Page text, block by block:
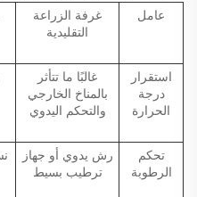
عامل
غرفة الزراعة
التقليدية
استقرار
درجة
الحرارة
غالبًا ما تتأثر
بالمناخ الخارجي
والتحكم اليدوي
تحكم
الرطوبة
رش يدوي أو جهاز
ترطيب بسيط